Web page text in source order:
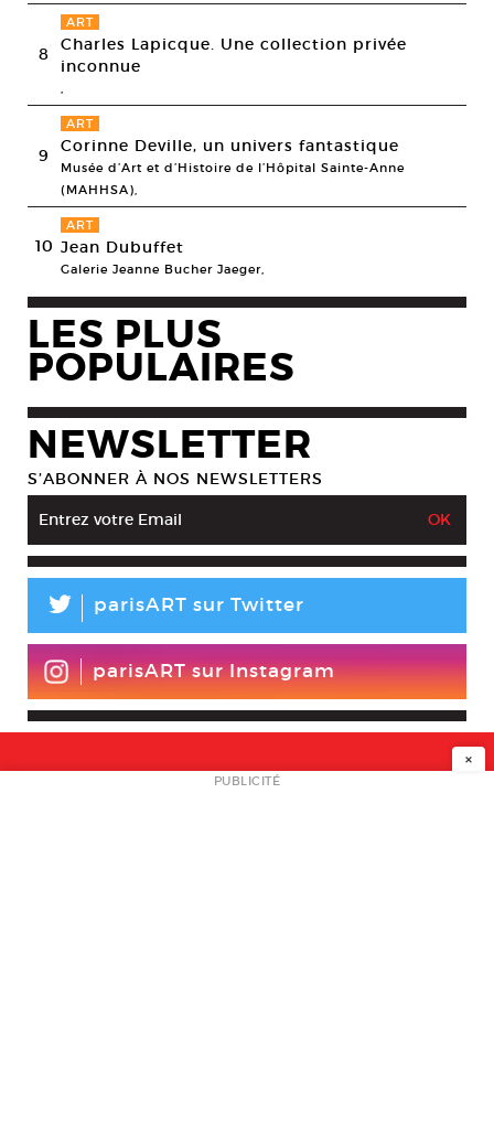
8
ART
Charles Lapicque. Une collection privée
inconnue
,
9
ART
Corinne Deville, un univers fantastique
Musée d’Art et d’Histoire de l’Hôpital Sainte-Anne
(MAHHSA),
10
ART
Jean Dubuffet
Galerie Jeanne Bucher Jaeger,
LES PLUS
POPULAIRES
NEWSLETTER
S’ABONNER À NOS NEWSLETTERS
L parisART sur Twitter
parisART sur Instagram
NEWSLETTER
×
PUBLICITÉ